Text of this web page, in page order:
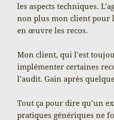
les aspects techniques.
non plus mon client pour
en œuvre les recos.
Mon client, qui l’est
implémenter certaines
l’audit. Gain après
Tout ça pour dire qu’un
pratiques génériques ne